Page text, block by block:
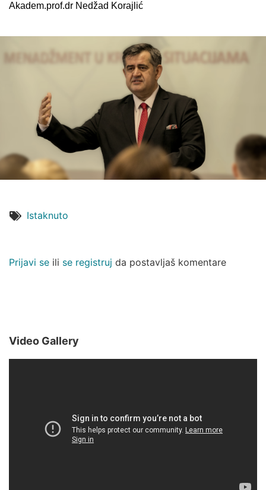
Akadem.prof.dr Nedžad Korajlić
Istaknuto
Prijavi se ili se registruj da postavljaš komentare
Video Gallery